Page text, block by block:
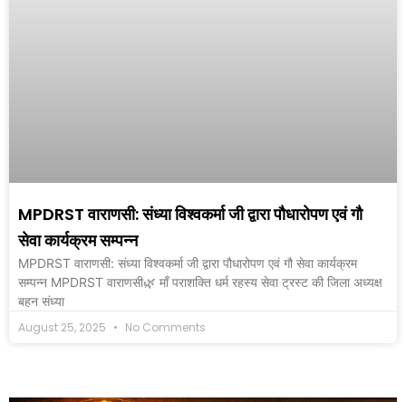
MPDRST वाराणसी: संध्या विश्वकर्मा जी द्वारा पौधारोपण एवं गौ
सेवा कार्यक्रम सम्पन्न
MPDRST वाराणसी: संध्या विश्वकर्मा जी द्वारा पौधारोपण एवं गौ सेवा कार्यक्रम
सम्पन्न MPDRST वाराणसी🌿 माँ पराशक्ति धर्म रहस्य सेवा ट्रस्ट की जिला अध्यक्ष
बहन संध्या
August 25, 2025
No Comments